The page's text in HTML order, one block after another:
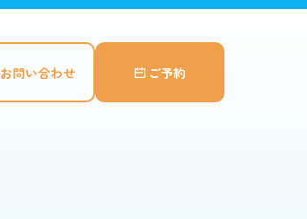
お問い合わせ ご予約